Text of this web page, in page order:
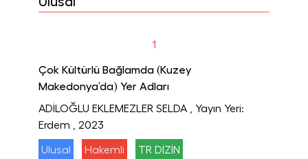
1
Çok Kültürlü Bağlamda (Kuzey
Makedonya’da) Yer Adları
ADİLOĞLU EKLEMEZLER SELDA
, Yayın Yeri:
Erdem
, 2023
Ulusal Hakemli TR DİZİN